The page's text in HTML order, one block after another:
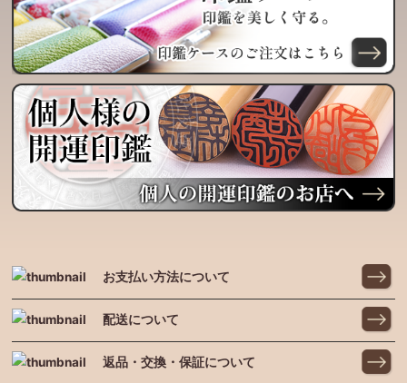
お支払い方法について
配送について
返品・交換・保証について